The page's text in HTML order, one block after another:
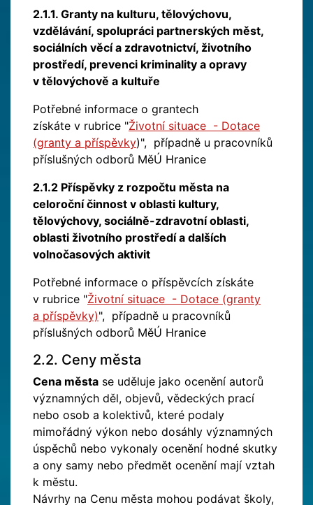
2.1.1. Granty na kulturu, tělovýchovu,
vzdělávání, spolupráci partnerských měst,
sociálních věcí a zdravotnictví, životního
prostředí, prevenci kriminality a opravy
v tělovýchově a kultuře
Potřebné informace o grantech
získáte v rubrice "Životní situace - Dotace
(granty a příspěvky)", případně u pracovníků
příslušných odborů MěÚ Hranice
2.1.2 Příspěvky z rozpočtu města na
celoroční činnost v oblasti kultury,
tělovýchovy, sociálně-zdravotní oblasti,
oblasti životního prostředí a dalších
volnočasových aktivit
Potřebné informace o příspěvcích získáte
v rubrice "Životní situace - Dotace (granty
a příspěvky)", případně u pracovníků
příslušných odborů MěÚ Hranice
2.2. Ceny města
Cena města se uděluje jako ocenění autorů
významných děl, objevů, vědeckých prací
nebo osob a kolektivů, které podaly
mimořádný výkon nebo dosáhly významných
úspěchů nebo vykonaly ocenění hodné skutky
a o­ny samy nebo předmět ocenění mají vztah
k městu.
Návrhy na Cenu města mohou podávat školy,